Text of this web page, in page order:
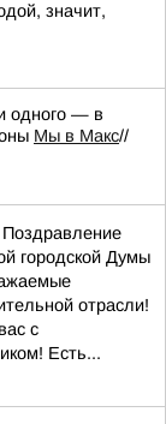
значит,
одного — в
Мы в Макс//
городской Думы
отрасли!
с
Есть...